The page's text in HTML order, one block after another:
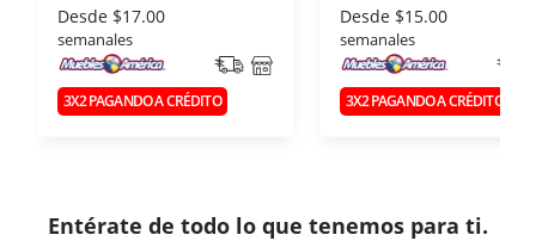
Desde $17.00
semanales
3X2 PAGANDO A CRÉDITO
Desde $15.00
semanales
3X2 PAGANDO A CRÉDITO
Entérate de todo lo que tenemos para ti.